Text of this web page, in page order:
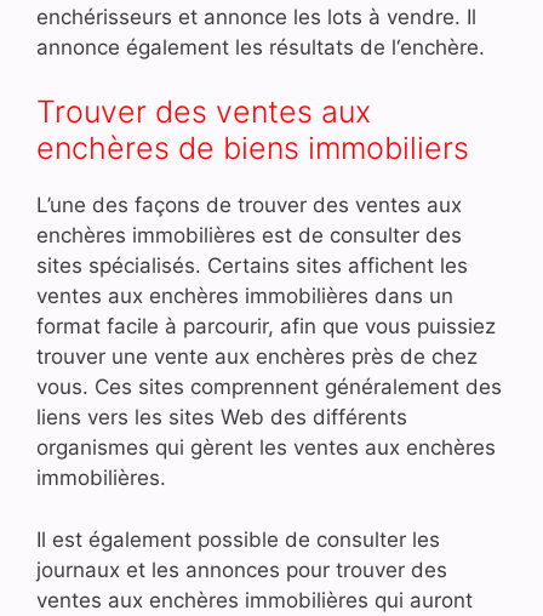
enchérisseurs et annonce les lots à vendre. Il
annonce également les résultats de l‘enchère.
Trouver des ventes aux
enchères de biens immobiliers
L’une des façons de trouver des ventes aux
enchères immobilières est de consulter des
sites spécialisés. Certains sites affichent les
ventes aux enchères immobilières dans un
format facile à parcourir, afin que vous puissiez
trouver une vente aux enchères près de chez
vous. Ces sites comprennent généralement des
liens vers les sites Web des différents
organismes qui gèrent les ventes aux enchères
immobilières.
Il est également possible de consulter les
journaux et les annonces pour trouver des
ventes aux enchères immobilières qui auront